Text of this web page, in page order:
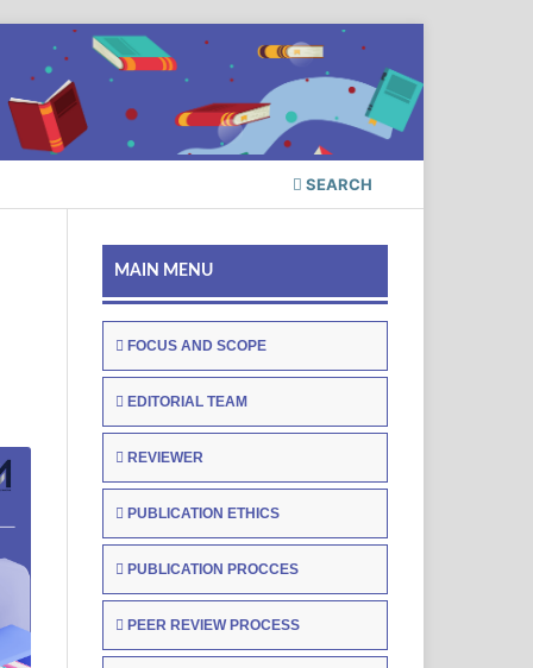
SEARCH
MAIN MENU
FOCUS AND SCOPE
EDITORIAL TEAM
REVIEWER
PUBLICATION ETHICS
PUBLICATION PROCCES
PEER REVIEW PROCESS